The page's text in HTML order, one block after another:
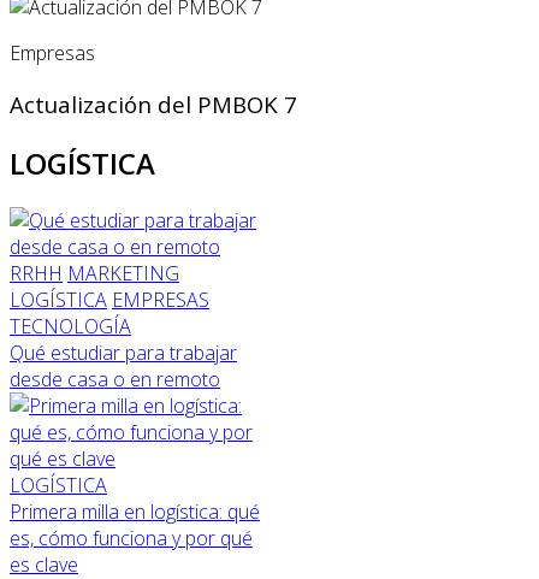
Empresas
Actualización del PMBOK 7
LOGÍSTICA
RRHH MARKETING
LOGÍSTICA EMPRESAS
TECNOLOGÍA
Qué estudiar para trabajar
desde casa o en remoto
LOGÍSTICA
Primera milla en logística: qué
es, cómo funciona y por qué
es clave